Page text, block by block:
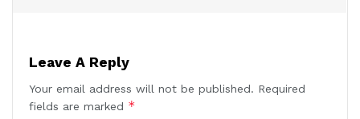
Leave A Reply
Your email address will not be published. Required
fields are marked *